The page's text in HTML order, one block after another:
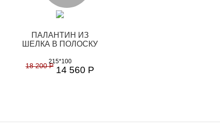
ПАЛАНТИН ИЗ
ШЕЛКА В ПОЛОСКУ
18 200 Р 14 560 Р
215*100